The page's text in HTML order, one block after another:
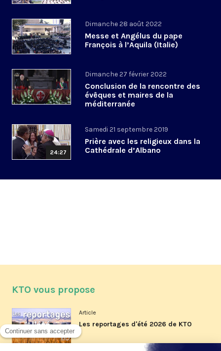
Dimanche 28 août 2022
Messe et Angélus du pape
François à l’Aquila (Italie)
Dimanche 27 février 2022
Conclusion de la rencontre des
évêques et maires de la
méditerranée
24:27
Samedi 21 septembre 2019
Prière avec les religieux dans la
Cathédrale d’Albano
KTO vous propose
Article
Les reportages d'été 2026 de KTO